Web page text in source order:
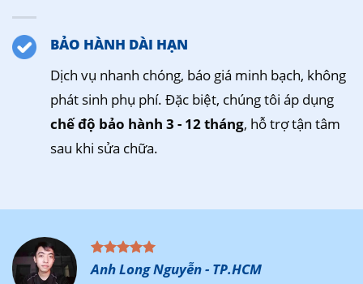
BẢO HÀNH DÀI HẠN
Dịch vụ nhanh chóng, báo giá minh bạch, không
phát sinh phụ phí. Đặc biệt, chúng tôi áp dụng
chế độ bảo hành 3 - 12 tháng, hỗ trợ tận tâm
sau khi sửa chữa.
Anh Long Nguyễn - TP.HCM